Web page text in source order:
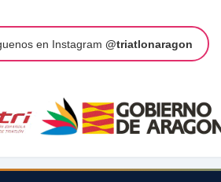
en Instagram @triatlonaragon